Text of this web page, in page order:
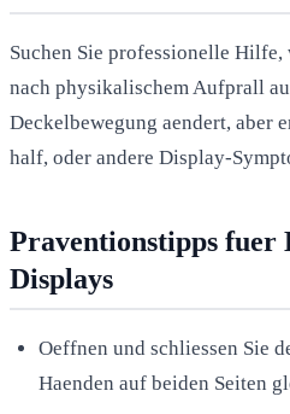
Suchen Sie professionelle
nach physikalischem Aufprall
Deckelbewegung aendert, aber
half, oder andere Display-
Praventionstipps fuer
Displays
Oeffnen und schliessen Sie
Haenden auf beiden Seiten